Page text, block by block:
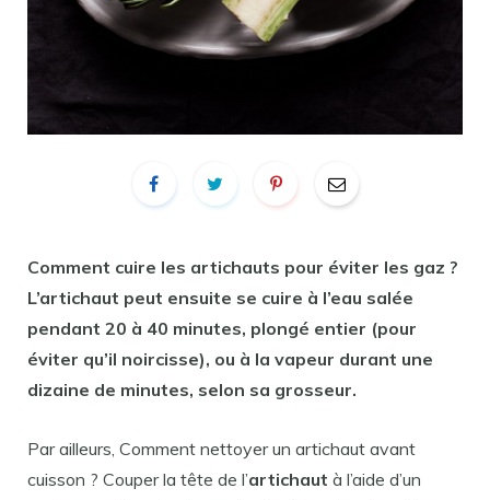
Comment cuire les artichauts pour éviter les gaz ?
L’artichaut peut ensuite se cuire à l’eau salée
pendant 20 à 40 minutes, plongé entier (pour
éviter qu’il noircisse), ou à la vapeur durant une
dizaine de minutes, selon sa grosseur.
Par ailleurs, Comment nettoyer un artichaut avant
cuisson ? Couper la tête de l’artichaut à l’aide d’un